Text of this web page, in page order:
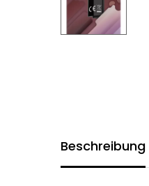
Beschreibung